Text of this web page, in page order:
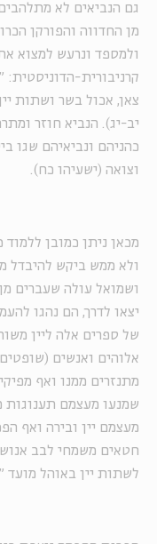
גם הנביאים לא
מן החדווה והפורקן
ולמספד ונרעש למצוא
קרניבורית-
צאן, אכול בשר ושתות
יב-יג). הנביא חוזר
כהניהם ונביאיהם שגו
וצואה (ישעיהו כח).
מכאן ניתן כמובן
ולא ממש ביקש להיבדל
ושמואל עולה שעברים
יצאו לדרך, הם נהגו
של ספרים אלה ליין
אלוהים ואנשים
מתנזרים ממנו ואף
שמנעו מעצמם תענוגות
מעצמם יין ובירה ואף
חטאים משמחי לבב
לשתות יין באוהל מועד "